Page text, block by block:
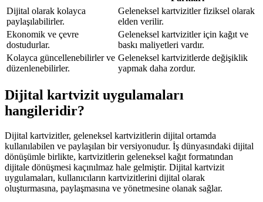
Dijital olarak kolayca
paylaşılabilirler.
Geleneksel kartvizitler fiziksel olarak
elden verilir.
Ekonomik ve çevre
dostudurlar.
Geleneksel kartvizitler için kağıt ve
baskı maliyetleri vardır.
Kolayca güncellenebilirler ve
düzenlenebilirler.
Geleneksel kartvizitlerde değişiklik
yapmak daha zordur.
Dijital kartvizit uygulamaları
hangileridir?
Dijital kartvizitler, geleneksel kartvizitlerin dijital ortamda
kullanılabilen ve paylaşılan bir versiyonudur. İş dünyasındaki dijital
dönüşümle birlikte, kartvizitlerin geleneksel kağıt formatından
dijitale dönüşmesi kaçınılmaz hale gelmiştir. Dijital kartvizit
uygulamaları, kullanıcıların kartvizitlerini dijital olarak
oluşturmasına, paylaşmasına ve yönetmesine olanak sağlar.